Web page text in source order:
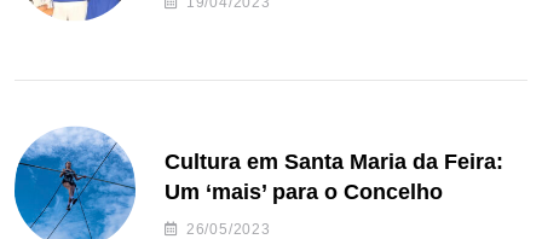
Cultura em Santa Maria da Feira:
Um ‘mais’ para o Concelho
26/05/2023